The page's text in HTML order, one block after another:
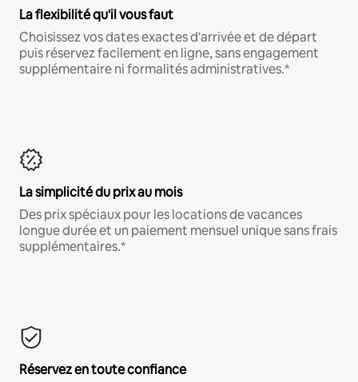
La flexibilité qu'il vous faut
Choisissez vos dates exactes d'arrivée et de départ
puis réservez facilement en ligne, sans engagement
supplémentaire ni formalités administratives.*
La simplicité du prix au mois
Des prix spéciaux pour les locations de vacances
longue durée et un paiement mensuel unique sans frais
supplémentaires.*
Réservez en toute confiance